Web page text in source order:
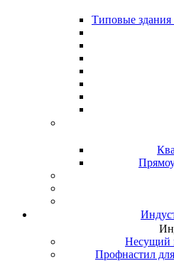
Типовые
Несущий
Профнастил